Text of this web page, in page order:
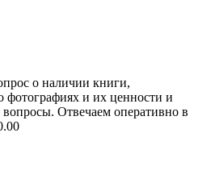
о наличии книги,
фотографиях и их ценности и
Отвечаем оперативно в